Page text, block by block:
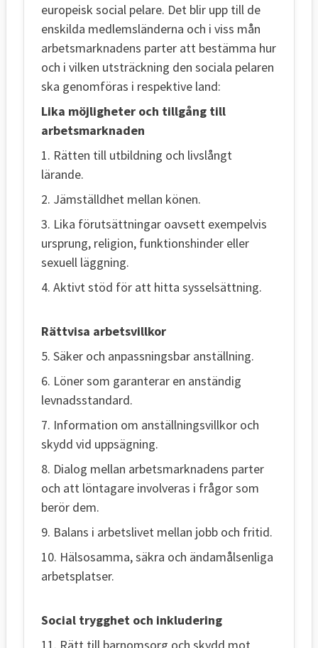
europeisk social pelare. Det blir upp till de
enskilda medlemsländerna och i viss mån
arbetsmarknadens parter att bestämma hur
och i vilken utsträckning den sociala pelaren
ska genomföras i respektive land:
Lika möjligheter och tillgång till
arbetsmarknaden
1. Rätten till utbildning och livslångt
lärande.
2. Jämställdhet mellan könen.
3. Lika förutsättningar oavsett exempelvis
ursprung, religion, funktionshinder eller
sexuell läggning.
4. Aktivt stöd för att hitta sysselsättning.
Rättvisa arbetsvillkor
5. Säker och anpassningsbar anställning.
6. Löner som garanterar en anständig
levnadsstandard.
7. Information om anställningsvillkor och
skydd vid uppsägning.
8. Dialog mellan arbetsmarknadens parter
och att löntagare involveras i frågor som
berör dem.
9. Balans i arbetslivet mellan jobb och fritid.
10. Hälsosamma, säkra och ändamålsenliga
arbetsplatser.
Social trygghet och inkludering
11. Rätt till barnomsorg och skydd mot